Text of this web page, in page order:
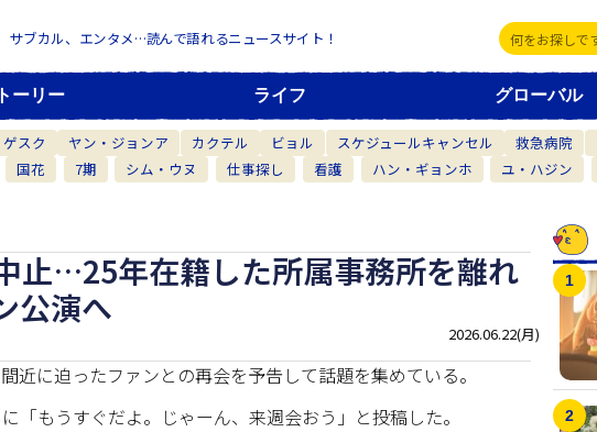
サブカル、エンタメ…読んで語れるニュースサイト！
ーリー ライフ グローバル
スク ヤン・ジョンア カクテル ビョル スケジュールキャンセル 救急病院
国花 7期 シム・ウヌ 仕事探し 看護 ハン・ギョンホ ユ・ハジン
止…25年在籍した所属事務所を離れ
公演へ
2026.06.22(月)
近に迫ったファンとの再会を予告して話題を集めている。
「もうすぐだよ。じゃーん、来週会おう」と投稿した。